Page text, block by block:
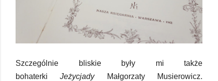
Szczególnie bliskie były mi także
bohaterkiJeżycjadyMałgorzaty Musierowicz.